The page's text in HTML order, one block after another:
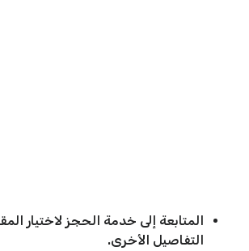
المتابعة إلى خدمة الحجز لاختيار
التفاصيل الأخرى.